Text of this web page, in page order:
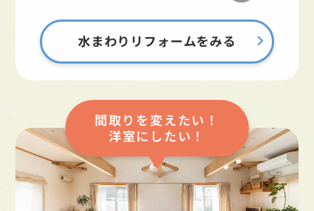
水まわりリフォームをみる
間取りを変えたい！
洋室にしたい！